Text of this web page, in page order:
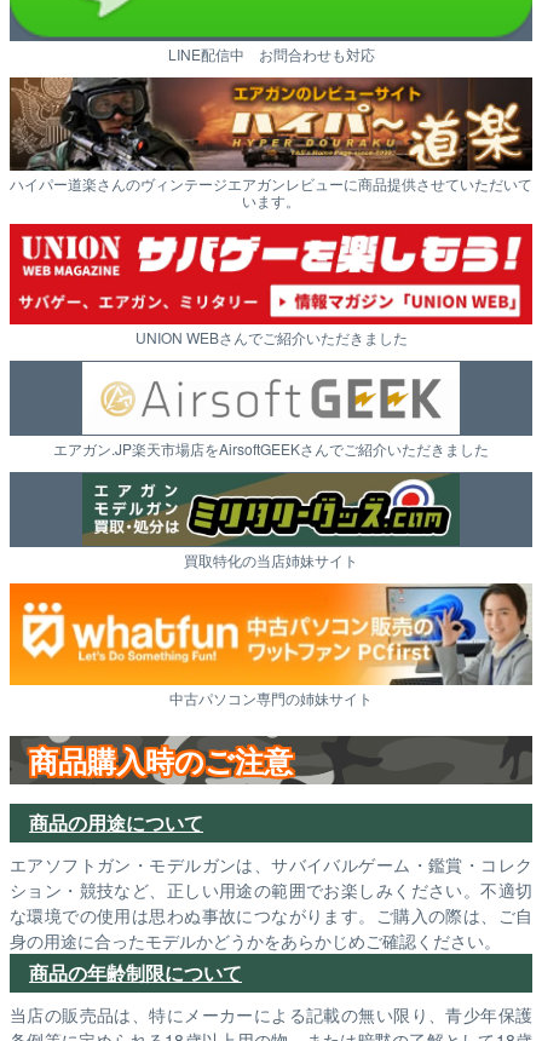
LINE配信中 お問合わせも対応
ハイパー道楽さんのヴィンテージエアガンレビューに商品提供させていただいて
います。
UNION WEBさんでご紹介いただきました
エアガン.JP楽天市場店をAirsoftGEEKさんでご紹介いただきました
買取特化の当店姉妹サイト
中古パソコン専門の姉妹サイト
商品購入時のご注意
商品の用途について
エアソフトガン・モデルガンは、サバイバルゲーム・鑑賞・コレク
ション・競技など、正しい用途の範囲でお楽しみください。不適切
な環境での使用は思わぬ事故につながります。ご購入の際は、ご自
身の用途に合ったモデルかどうかをあらかじめご確認ください。
商品の年齢制限について
当店の販売品は、特にメーカーによる記載の無い限り、青少年保護